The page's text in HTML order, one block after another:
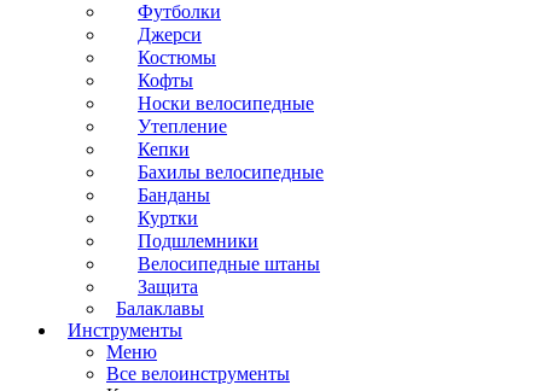
Футболки
Джерси
Костюмы
Кофты
Носки велосипедные
Утепление
Кепки
Бахилы велосипедные
Банданы
Куртки
Подшлемники
Велосипедные штаны
Защита
Балаклавы
Инструменты
Меню
Все велоинструменты